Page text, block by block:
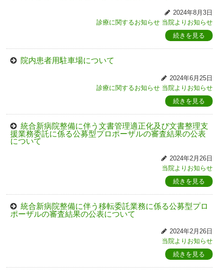
2024年8月3日
診療に関するお知らせ 当院よりお知らせ
続きを見る
院内患者用駐車場について
2024年6月25日
診療に関するお知らせ 当院よりお知らせ
続きを見る
統合新病院整備に伴う文書管理適正化及び文書整理支
援業務委託に係る公募型プロポーザルの審査結果の公表
について
2024年2月26日
当院よりお知らせ
続きを見る
統合新病院整備に伴う移転委託業務に係る公募型プロ
ポーザルの審査結果の公表について
2024年2月26日
当院よりお知らせ
続きを見る